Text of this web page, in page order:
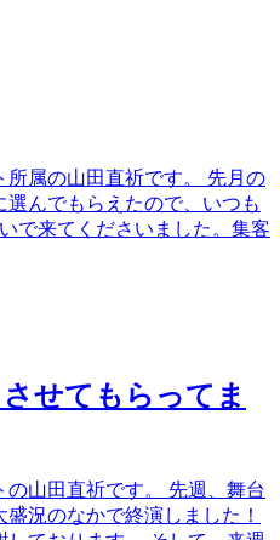
所属の山田直祈です。 先月の
んでもらえたので、いつも
で来てくださいました。集客
せてもらってま
山田直祈です。 先週、舞台
盛況のなかで終演しました！